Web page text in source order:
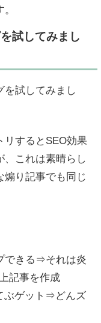
試してみまし
を試してみまし
リするとSEO効果
、これは素晴らし
煽り記事でも同じ
できる⇒それは炎
記事を作成
ぶゲット⇒どんズ